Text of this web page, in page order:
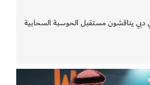
في دبي يناقشون مستقبل الحوسبة السحابية